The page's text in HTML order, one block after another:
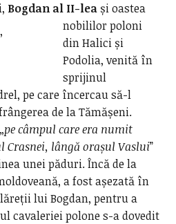
Bogdan al II-leași oastea
nobililor poloni
din Halici și
Podolia, venită în
sprijinul
pe care încercau să-l
de la Tămășeni.
pe câmpul care era numit
Crasnei, lângă orașul Vaslui”
unei păduri. Încă de la
a fost așezată în
lui Bogdan, pentru a
cavaleriei polone s-a dovedit